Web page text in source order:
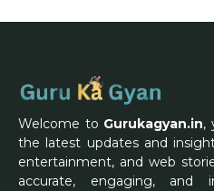
Welcome to Gurukagyan.in,
the latest updates and
entertainment, and web
accurate, engaging, and